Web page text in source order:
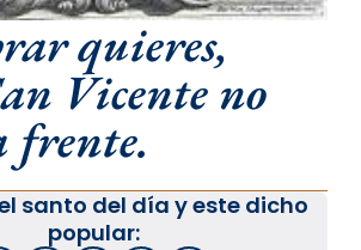
quieres,
Vicente no
frente.
santo del día y este dicho
popular: